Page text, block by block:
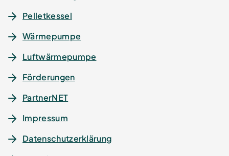
Pelletkessel
Wärmepumpe
Luftwärmepumpe
Förderungen
PartnerNET
Impressum
Datenschutz­erklärung